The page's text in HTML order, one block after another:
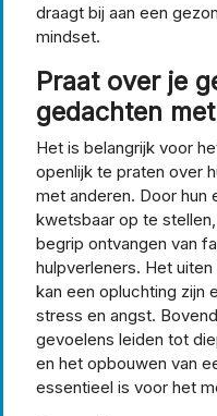
draagt bij aan een
mindset.
Praat over je
gedachten
Het is belangrijk voor
openlijk te praten over
met anderen. Door hun
kwetsbaar op te
begrip ontvangen van
hulpverleners. Het
kan een opluchting zijn
stress en angst.
gevoelens leiden tot
en het opbouwen van
essentieel is voor het